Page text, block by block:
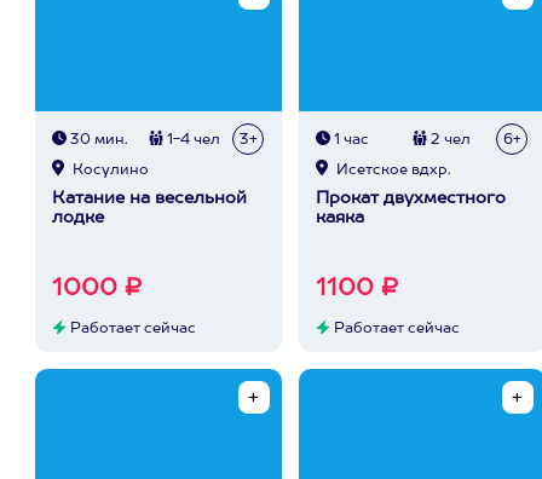
30 мин. 1-4 чел 3+
Косулино
Катание на весельной
лодке
1000 ₽
Работает сейчас
1 час 2 чел 6+
Исетское вдхр.
Прокат двухместного
каяка
1100 ₽
Работает сейчас